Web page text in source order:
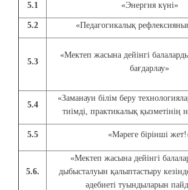
5.1 «Энергия күні»
5.2 «Педагогикалық
5.3
«Мектеп жасына дейінгі
бағдарлау»
5.4
«Заманауи білім беру
тиімді, практикалық қызметінің
5.5 «Мәреге бірінші
5.6.
«Мектеп жасына дейінгі
дыбысталуын қалыптастыру
әдебиеті туындыларын